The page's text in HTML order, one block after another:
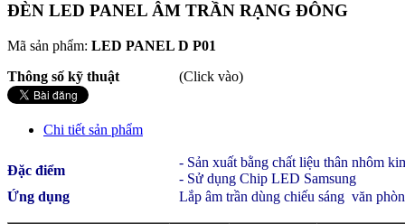
ĐÈN LED PANEL ÂM TRẦN RẠNG ĐÔNG
Mã sản phẩm: LED PANEL D P01
Thông số kỹ thuật
(Click vào)
Chi tiết sản phẩm
Đặc điểm
- Sản xuất bằng chất liệu thân nhôm
- Sử dụng Chip LED Samsung
Ứng dụng
Lắp âm trần dùng chiếu sáng văn